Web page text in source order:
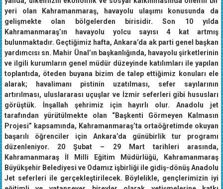
yanda, ülkemizin ekonomik ve sosyal kalkınmasında önemli bir
yeri olan Kahramanmaraş, havayolu ulaşımı konusunda da
gelişmekte olan bölgelerden birisidir. Son 10 yılda
Kahramanmaraş’ın havayolu yolcu sayısı 4 kat artmış
bulunmaktadır. Geçtiğimiz hafta, Ankara’da ak parti genel başkan
yardımcısı sn. Mahir Ünal’ın başkanlığında, havayolu şirketlerinin
ve ilgili kurumların genel müdür düzeyinde katılımları ile yapılan
toplantıda, öteden buyana bizim de talep ettiğimiz konuları ele
alarak; havalimanı pistinin uzatılması, sefer sayılarının
artırılması, uluslararası uçuşlar ve İzmir seferleri gibi hususları
görüştük. İnşallah şehrimiz için hayırlı olur. Anadolu jet
tarafından yürütülmekte olan “Başkenti Görmeyen Kalmasın
Projesi” kapsamında, Kahramanmaraş’ta ortaöğretimde okuyan
başarılı öğrenciler için Ankara’da günübirlik tur programı
düzenleniyor. 20 Şubat – 29 Mart tarihleri arasında,
Kahramanmaraş İl Milli Eğitim Müdürlüğü, Kahramanmaraş
Büyükşehir Belediyesi ve Odamız işbirliği ile gidiş-dönüş Anadolu
Jet seferleri ile gerçekleştirilecek. Böylelikle, gençlerimizin iyi